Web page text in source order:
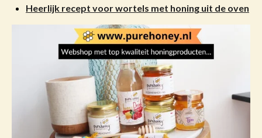
Heerlijk recept voor wortels met honing uit de oven